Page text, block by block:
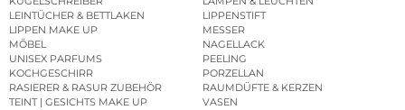
LEINTÜCHER & BETTLAKEN
LIPPENSTIFT
LIPPEN MAKE UP
MESSER
MÖBEL
NAGELLACK
UNISEX PARFUMS
PEELING
KOCHGESCHIRR
PORZELLAN
RASIERER & RASUR ZUBEHÖR
RAUMDÜFTE & KERZEN
TEINT | GESICHTS MAKE UP
VASEN